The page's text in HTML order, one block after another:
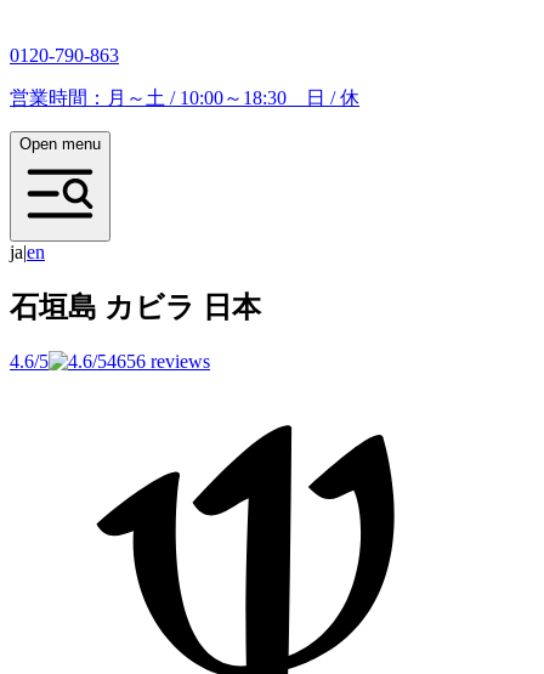
0120-790-863
営業時間：月～土 / 10:00～18:30 日 / 休
Open menu
ja|en
石垣島 カビラ 日本
4.6/5 4656 reviews